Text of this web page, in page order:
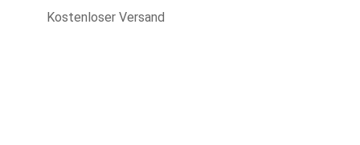
kostenloser Versand